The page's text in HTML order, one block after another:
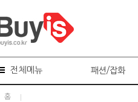
전체메뉴 패션/잡화
홈